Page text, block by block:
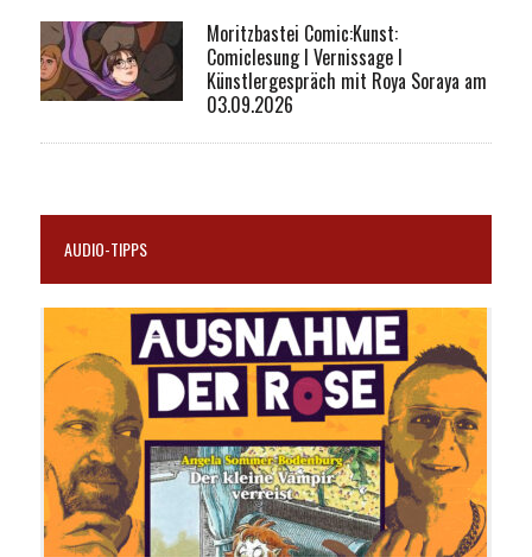
Moritzbastei Comic:Kunst:
Comiclesung I Vernissage I
Künstlergespräch mit Roya Soraya am
03.09.2026
AUDIO-TIPPS